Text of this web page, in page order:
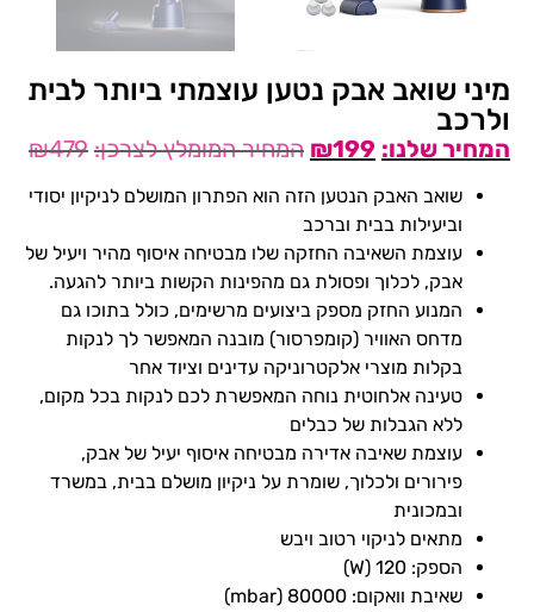
מיני שואב אבק נטען עוצמתי ביותר לבית
ולרכב
₪479 ₪199
שואב האבק הנטען הזה הוא הפתרון המושלם לניקיון יסודי
וביעילות בבית וברכב
עוצמת השאיבה החזקה שלו מבטיחה איסוף מהיר ויעיל של
אבק, לכלוך ופסולת גם מהפינות הקשות ביותר להגעה.
המנוע החזק מספק ביצועים מרשימים, כולל בתוכו גם
מדחס האוויר (קומפרסור) מובנה המאפשר לך לנקות
בקלות מוצרי אלקטרוניקה עדינים וציוד אחר
טעינה אלחוטית נוחה המאפשרת לכם לנקות בכל מקום,
ללא הגבלות של כבלים
עוצמת שאיבה אדירה מבטיחה איסוף יעיל של אבק,
פירורים ולכלוך, שומרת על ניקיון מושלם בבית, במשרד
ובמכונית
מתאים לניקוי רטוב ויבש
הספק: 120 (W)
שאיבת וואקום: 80000 (mbar)